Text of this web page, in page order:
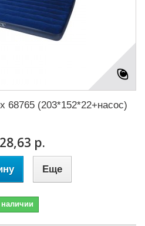
68765 (203*152*22+насос)
р.
Еще
наличии